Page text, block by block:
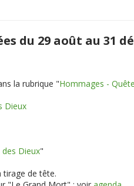
du 29 août au 31
la rubrique "Hommages - Quête
Dieux
Dieux"
tirage de tête.